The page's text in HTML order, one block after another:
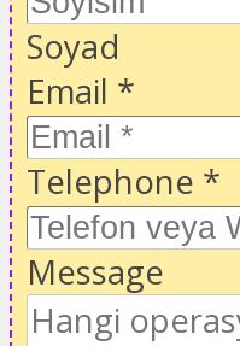
Soyad
Email *
Telephone *
Message